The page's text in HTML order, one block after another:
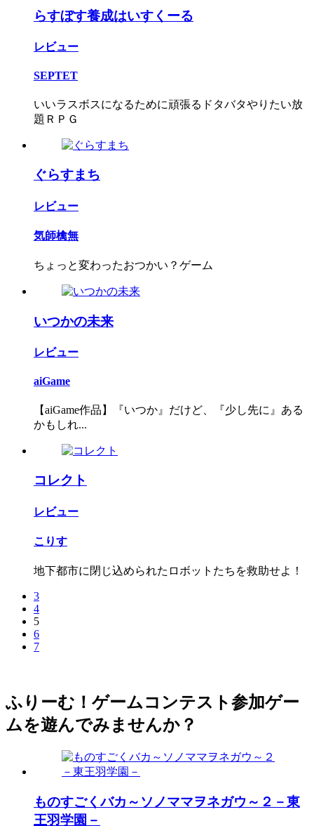
らすぼす養成はいすくーる
レビュー
SEPTET
いいラスボスになるために頑張るドタバタやりたい放
題ＲＰＧ
ぐらすまち
レビュー
気師檎無
ちょっと変わったおつかい？ゲーム
いつかの未来
レビュー
aiGame
【aiGame作品】『いつか』だけど、『少し先に』ある
かもしれ...
コレクト
レビュー
こりす
地下都市に閉じ込められたロボットたちを救助せよ！
3
4
5
6
7
ふりーむ！ゲームコンテスト参加ゲー
ムを遊んでみませんか？
ものすごくバカ～ソノママヲネガウ～２－東
王羽学園－